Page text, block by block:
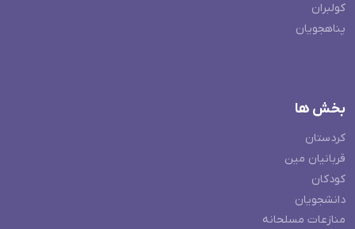
کولبران
پناهجویان
بخش ها
کردستان
قربانیان مین
کودکان
دانشجویان
منازعات مسلحانه